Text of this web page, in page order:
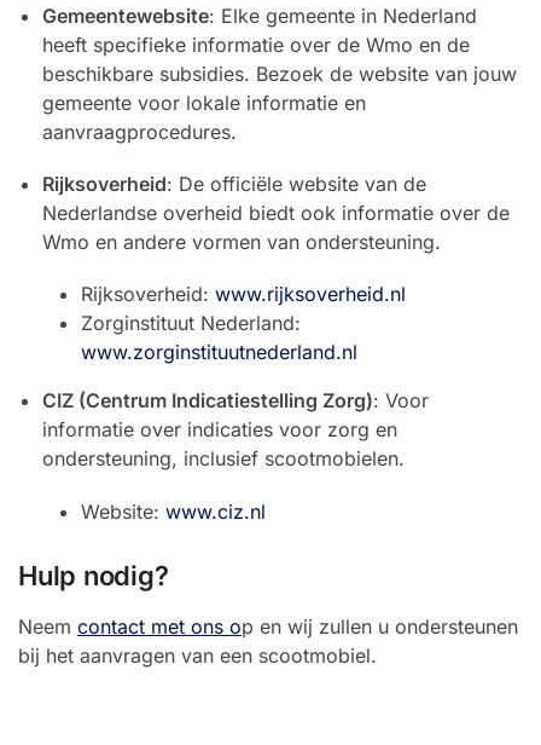
Gemeentewebsite: Elke gemeente in Nederland
heeft specifieke informatie over de Wmo en de
beschikbare subsidies. Bezoek de website van jouw
gemeente voor lokale informatie en
aanvraagprocedures.
Rijksoverheid: De officiële website van de
Nederlandse overheid biedt ook informatie over de
Wmo en andere vormen van ondersteuning.
Rijksoverheid: www.rijksoverheid.nl
Zorginstituut Nederland:
www.zorginstituutnederland.nl
CIZ (Centrum Indicatiestelling Zorg): Voor
informatie over indicaties voor zorg en
ondersteuning, inclusief scootmobielen.
Website: www.ciz.nl
Hulp nodig?
Neem contact met ons op en wij zullen u ondersteunen
bij het aanvragen van een scootmobiel.